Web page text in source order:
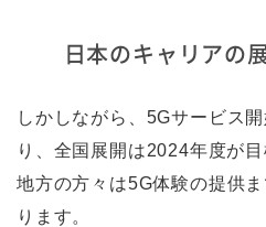
日本のキャリアの
しかしながら、5Gサービス
り、全国展開は2024年度が目
地方の方々は5G体験の提供
ります。